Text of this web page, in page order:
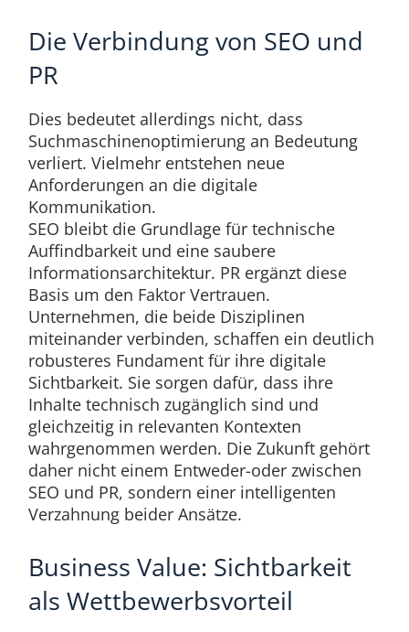
Die Verbindung von SEO und
PR
Dies bedeutet allerdings nicht, dass
Suchmaschinenoptimierung an Bedeutung
verliert. Vielmehr entstehen neue
Anforderungen an die digitale
Kommunikation.
SEO bleibt die Grundlage für technische
Auffindbarkeit und eine saubere
Informationsarchitektur. PR ergänzt diese
Basis um den Faktor Vertrauen.
Unternehmen, die beide Disziplinen
miteinander verbinden, schaffen ein deutlich
robusteres Fundament für ihre digitale
Sichtbarkeit. Sie sorgen dafür, dass ihre
Inhalte technisch zugänglich sind und
gleichzeitig in relevanten Kontexten
wahrgenommen werden. Die Zukunft gehört
daher nicht einem Entweder-oder zwischen
SEO und PR, sondern einer intelligenten
Verzahnung beider Ansätze.
Business Value: Sichtbarkeit
als Wettbewerbsvorteil